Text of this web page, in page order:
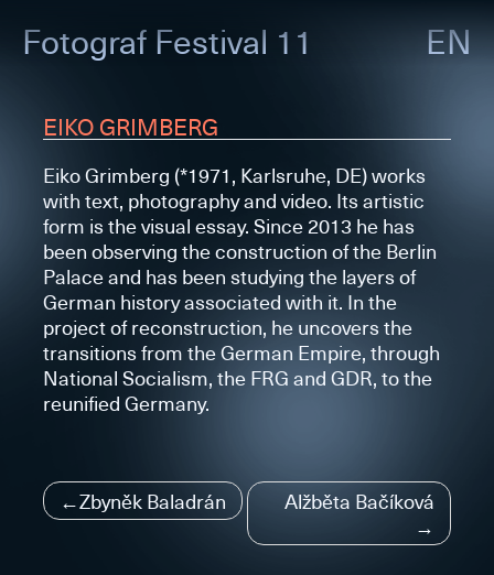
Fotograf Festival 11 EN
EIKO GRIMBERG
Eiko Grimberg (*1971, Karlsruhe, DE) works
with text, photography and video. Its artistic
form is the visual essay. Since 2013 he has
been observing the construction of the Berlin
Palace and has been studying the layers of
German history associated with it. In the
project of reconstruction, he uncovers the
transitions from the German Empire, through
National Socialism, the FRG and GDR, to the
reunified Germany.
Navigace
Zbyněk Baladrán Alžběta Bačíková